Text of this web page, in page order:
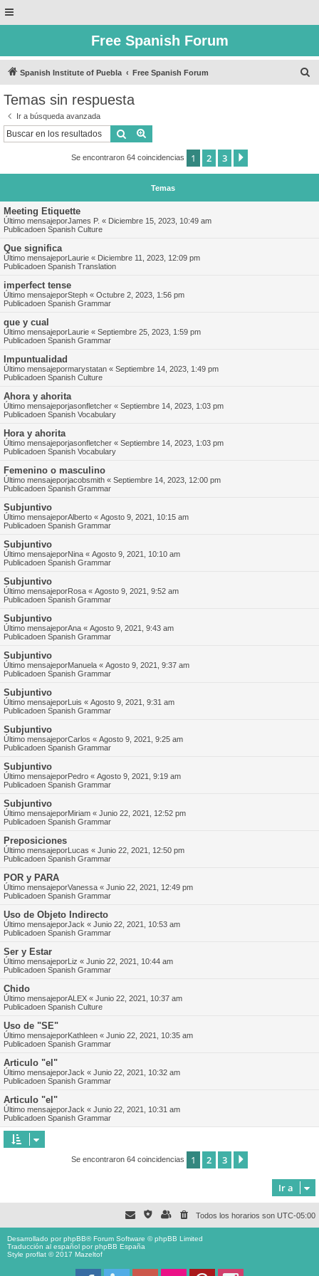
Free Spanish Forum
Spanish Institute of Puebla Free Spanish Forum
Temas sin respuesta
Ir a búsqueda avanzada
Buscar
Se encontraron 64 coincidencias 1 2 3
Temas
Meeting Etiquette
Último mensajeporJames P. « Diciembre 15, 2023, 10:49 am
Publicadoen Spanish Culture
Que significa
Último mensajeporLaurie « Diciembre 11, 2023, 12:09 pm
Publicadoen Spanish Translation
imperfect tense
Último mensajeporSteph « Octubre 2, 2023, 1:56 pm
Publicadoen Spanish Grammar
que y cual
Último mensajeporLaurie « Septiembre 25, 2023, 1:59 pm
Publicadoen Spanish Grammar
Impuntualidad
Último mensajepormarystatan « Septiembre 14, 2023, 1:49 pm
Publicadoen Spanish Culture
Ahora y ahorita
Último mensajeporjasonfletcher « Septiembre 14, 2023, 1:03 pm
Publicadoen Spanish Vocabulary
Hora y ahorita
Último mensajeporjasonfletcher « Septiembre 14, 2023, 1:03 pm
Publicadoen Spanish Vocabulary
Femenino o masculino
Último mensajeporjacobsmith « Septiembre 14, 2023, 12:00 pm
Publicadoen Spanish Grammar
Subjuntivo
Último mensajeporAlberto « Agosto 9, 2021, 10:15 am
Publicadoen Spanish Grammar
Subjuntivo
Último mensajeporNina « Agosto 9, 2021, 10:10 am
Publicadoen Spanish Grammar
Subjuntivo
Último mensajeporRosa « Agosto 9, 2021, 9:52 am
Publicadoen Spanish Grammar
Subjuntivo
Último mensajeporAna « Agosto 9, 2021, 9:43 am
Publicadoen Spanish Grammar
Subjuntivo
Último mensajeporManuela « Agosto 9, 2021, 9:37 am
Publicadoen Spanish Grammar
Subjuntivo
Último mensajeporLuis « Agosto 9, 2021, 9:31 am
Publicadoen Spanish Grammar
Subjuntivo
Último mensajeporCarlos « Agosto 9, 2021, 9:25 am
Publicadoen Spanish Grammar
Subjuntivo
Último mensajeporPedro « Agosto 9, 2021, 9:19 am
Publicadoen Spanish Grammar
Subjuntivo
Último mensajeporMiriam « Junio 22, 2021, 12:52 pm
Publicadoen Spanish Grammar
Preposiciones
Último mensajeporLucas « Junio 22, 2021, 12:50 pm
Publicadoen Spanish Grammar
POR y PARA
Último mensajeporVanessa « Junio 22, 2021, 12:49 pm
Publicadoen Spanish Grammar
Uso de Objeto Indirecto
Último mensajeporJack « Junio 22, 2021, 10:53 am
Publicadoen Spanish Grammar
Ser y Estar
Último mensajeporLiz « Junio 22, 2021, 10:44 am
Publicadoen Spanish Grammar
Chido
Último mensajeporALEX « Junio 22, 2021, 10:37 am
Publicadoen Spanish Culture
Uso de "SE"
Último mensajeporKathleen « Junio 22, 2021, 10:35 am
Publicadoen Spanish Grammar
Articulo "el"
Último mensajeporJack « Junio 22, 2021, 10:32 am
Publicadoen Spanish Grammar
Articulo "el"
Último mensajeporJack « Junio 22, 2021, 10:31 am
Publicadoen Spanish Grammar
Se encontraron 64 coincidencias 1 2 3
Ir a
Todos los horarios son UTC-05:00
Desarrollado porphpBB® Forum Software © phpBB Limited
Traducción al español porphpBB España
Style proflat © 2017 Mazeltof